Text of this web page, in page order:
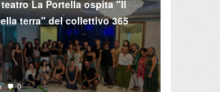
La Portella ospita "Il
terra" del collettivo 365
0